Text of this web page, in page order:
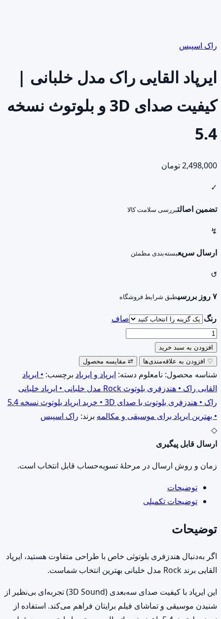
راک اسپیس
ایرپاد القایی راک مدل خلبانی |
کیفیت صدای 3D و بلوتوث نسخه
5.4
2,498,000تومان
✓
تضمین اصالتبررسی سلامت کالا
↯
ارسال سریعبسته‌بندی مطمئن
↺
۷ روز بررسی
طبق شرایط فروشگاه
رنگ
صاف
ایرپاد
القایی
راک
مدل
خلبانی
|
کیفیت
صدای
3D
بلوتوث
نسخه
افزودن به سبد خرید
♡ افزودن به علاقه‌مندی‌ها ⇄ مقایسه محصول
شناسه محصول: نامعلوم دسته: ایرپاد و ایرباد برچسب: • ایرپاد
القایی راک • هندزفری بلوتوث Rock مدل خلبانی • ایرپاد خلبانی
راک • هندزفری بلوتوث با صدای 3D • خرید ایرپاد بلوتوث نسخه 5.4
• بهترین ایرپاد برای موسیقی و مکالمه برند: راک اسپیس
◇
ارسال قابل پیگیری
زمان و روش ارسال در مرحلهٔ تسویه‌حساب قابل انتخاب است.
توضیحات
توضیحات تکمیلی
توضیحات
اگر به‌دنبال هندزفری بلوتوثی خاص با طراحی متفاوت هستید، ایرپاد
القایی برند Rock مدل خلبانی بهترین انتخاب شماست.
این ایرپاد با کیفیت صدای سه‌بعدی (3D Sound) تجربه‌ای بی‌نظیر از
شنیدن موسیقی و تماشای فیلم برایتان فراهم می‌کند. استفاده از